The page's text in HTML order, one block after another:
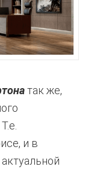
так же,
и в